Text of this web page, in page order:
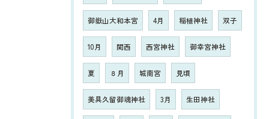
御嶽山大和本宮 4月 稲植神社 双子
10月 関西 西宮神社 御幸宮神社
夏 ８月 城南宮 見頃
美具久留御魂神社 3月 生田神社